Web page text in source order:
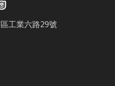
工業六路29號